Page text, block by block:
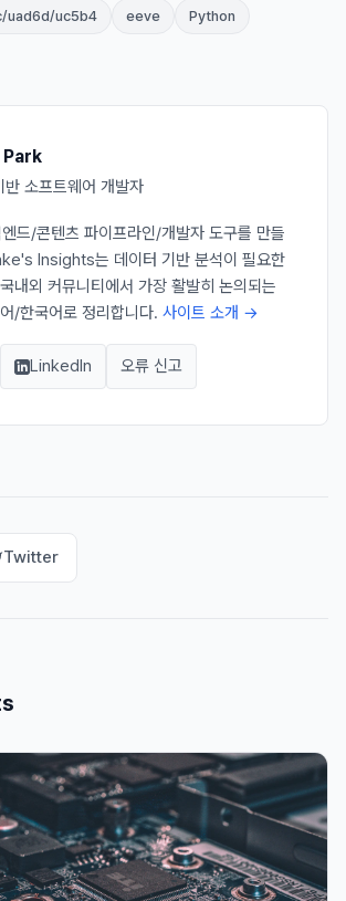
uad6d/uc5b4 eeve Python
반 소프트웨어 개발자
드/콘텐츠 파이프라인/개발자 도구를 만들
Insights는 데이터 기반 분석이 필요한
내외 커뮤니티에서 가장 활발히 논의되는
/한국어로 정리합니다. 사이트 소개 →
LinkedIn 오류 신고
Twitter